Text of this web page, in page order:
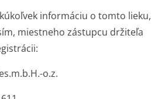
informáciu o tomto lieku,
miestneho zástupcu držiteľa
o.z.